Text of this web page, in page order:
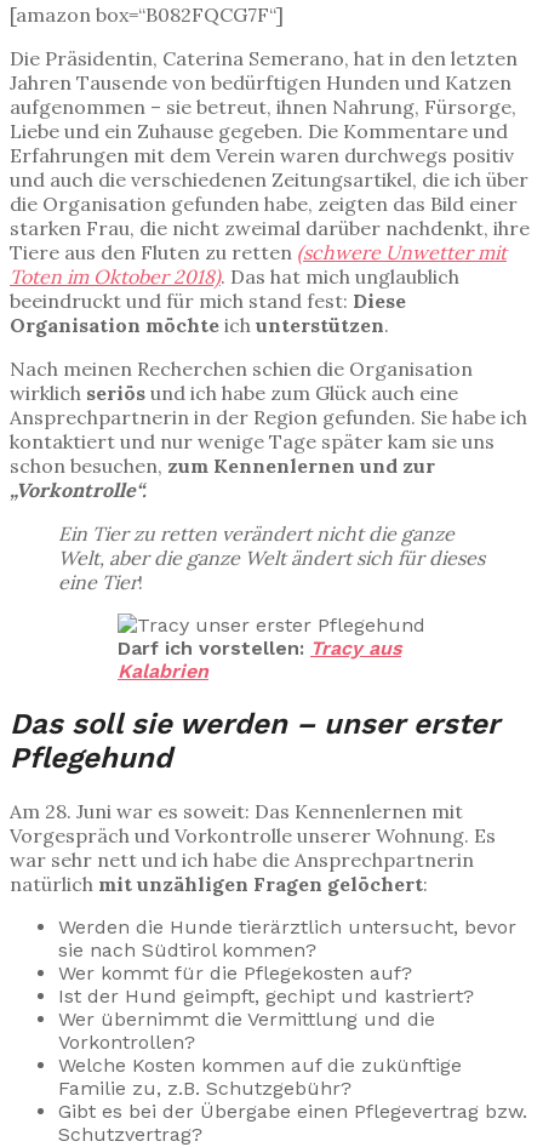
[amazon box=“B082FQCG7F“]
Die Präsidentin, Caterina Semerano, hat in den letzten
Jahren Tausende von bedürftigen Hunden und Katzen
aufgenommen – sie betreut, ihnen Nahrung, Fürsorge,
Liebe und ein Zuhause gegeben. Die Kommentare und
Erfahrungen mit dem Verein waren durchwegs positiv
und auch die verschiedenen Zeitungsartikel, die ich über
die Organisation gefunden habe, zeigten das Bild einer
starken Frau, die nicht zweimal darüber nachdenkt, ihre
Tiere aus den Fluten zu retten (schwere Unwetter mit
Toten im Oktober 2018). Das hat mich unglaublich
beeindruckt und für mich stand fest: Diese
Organisation möchte ich unterstützen.
Nach meinen Recherchen schien die Organisation
wirklich seriös und ich habe zum Glück auch eine
Ansprechpartnerin in der Region gefunden. Sie habe ich
kontaktiert und nur wenige Tage später kam sie uns
schon besuchen, zum Kennenlernen und zur
„Vorkontrolle“.
Ein Tier zu retten verändert nicht die ganze
Welt, aber die ganze Welt ändert sich für dieses
eine Tier!
Darf ich vorstellen: Tracy aus
Kalabrien
Das soll sie werden – unser erster
Pflegehund
Am 28. Juni war es soweit: Das Kennenlernen mit
Vorgespräch und Vorkontrolle unserer Wohnung. Es
war sehr nett und ich habe die Ansprechpartnerin
natürlich mit unzähligen Fragen gelöchert:
Werden die Hunde tierärztlich untersucht, bevor
sie nach Südtirol kommen?
Wer kommt für die Pflegekosten auf?
Ist der Hund geimpft, gechipt und kastriert?
Wer übernimmt die Vermittlung und die
Vorkontrollen?
Welche Kosten kommen auf die zukünftige
Familie zu, z.B. Schutzgebühr?
Gibt es bei der Übergabe einen Pflegevertrag bzw.
Schutzvertrag?